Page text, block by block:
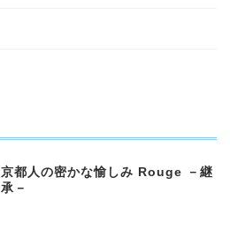
京都人の密かな愉しみ Rouge －継
承－